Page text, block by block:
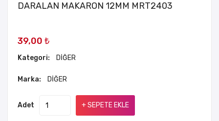
DARALAN MAKARON 12MM MRT2403
39,00 ₺
Kategori: DİĞER
Marka: DİĞER
Adet + SEPETE EKLE